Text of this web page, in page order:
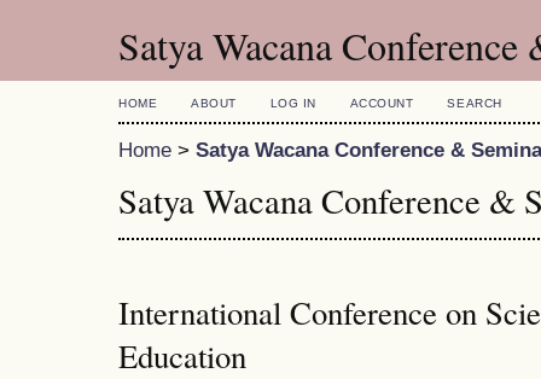
Satya Wacana
HOME ABOUT LOG IN ACCOUNT SEARCH
Home > Satya Wacana Conference &
Satya Wacana Conference &
International Conference on
Education